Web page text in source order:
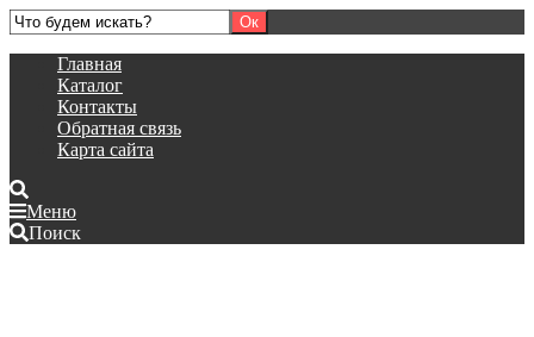
Главная
Каталог
Контакты
Обратная связь
Карта сайта
Меню
Поиск